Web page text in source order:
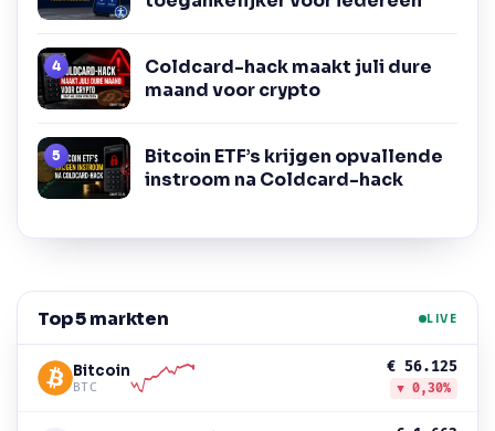
Coldcard-hack maakt juli dure
maand voor crypto
Bitcoin ETF’s krijgen opvallende
instroom na Coldcard-hack
Top 5 markten LIVE
Bitcoin
BTC
€ 56.125
▼ 0,30%